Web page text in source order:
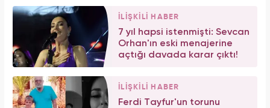
İLİŞKİLİ HABER
7 yıl hapsi istenmişti: Sevcan
Orhan'ın eski menajerine
açtığı davada karar çıktı!
İLİŞKİLİ HABER
Ferdi Tayfur'un torunu